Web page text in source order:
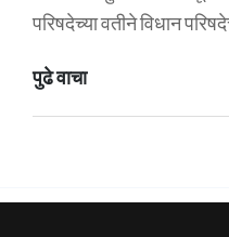
परिषदेच्या वतीने विधान
पुढे वाचा